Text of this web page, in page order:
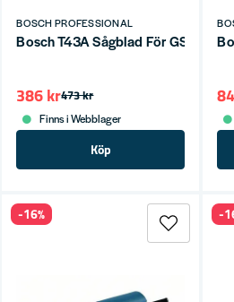
BOSCH PROFESSIONAL
Bosch T43A Sågblad För GSG
473 kr
386 kr
Finns i Webblager
Köp
-16% -